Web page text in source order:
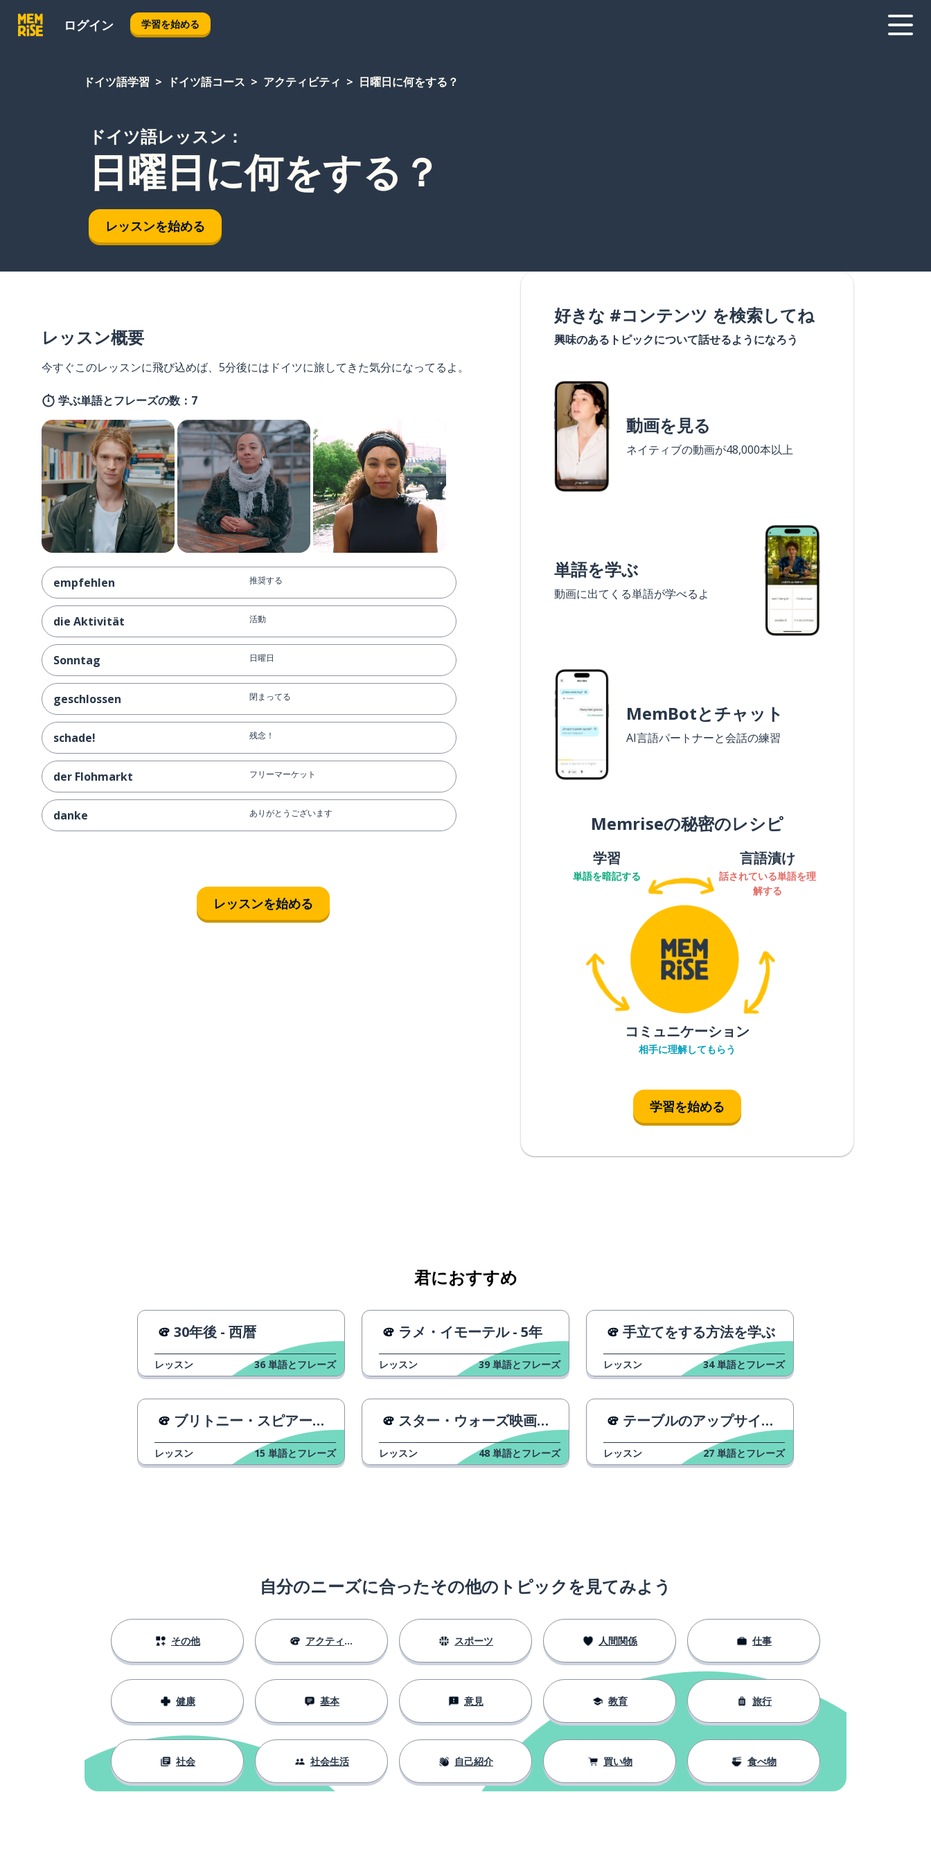
ログイン 学習を始める
ドイツ語学習 ドイツ語コース アクティビティ 日曜日に何をする？
ドイツ語レッスン：
日曜日に何をする？
レッスンを始める
レッスン概要
今すぐこのレッスンに飛び込めば、5分後にはドイツに旅してきた気分になってるよ。
学ぶ単語とフレーズの数：7
empfehlen 推奨する
die Aktivität 活動
Sonntag 日曜日
geschlossen 閉まってる
schade! 残念！
der Flohmarkt フリーマーケット
danke ありがとうございます
レッスンを始める
好きな #コンテンツ を検索してね
興味のあるトピックについて話せるようになろう
動画を見る
ネイティブの動画が48,000本以上
単語を学ぶ
動画に出てくる単語が学べるよ
MemBotとチャット
AI言語パートナーと会話の練習
Memriseの秘密のレシピ
学習
単語を暗記する
言語漬け
話されている単語を理
解する
コミュニケーション
相手に理解してもらう
学習を始める
君におすすめ
30年後 - 西暦
レッスン 36 単語とフレーズ
ラメ・イモーテル - 5年
レッスン 39 単語とフレーズ
手立てをする方法を学ぶ
レッスン 34 単語とフレーズ
ブリトニー・スピアーズの専門家
レッスン 15 単語とフレーズ
スター・ウォーズ映画の順番
レッスン 48 単語とフレーズ
テーブルのアップサイクリング
レッスン 27 単語とフレーズ
自分のニーズに合ったその他のトピックを見てみよう
その他 アクティビティ スポーツ 人間関係 仕事
健康 基本 意見 教育 旅行
社会 社会生活 自己紹介 買い物 食べ物